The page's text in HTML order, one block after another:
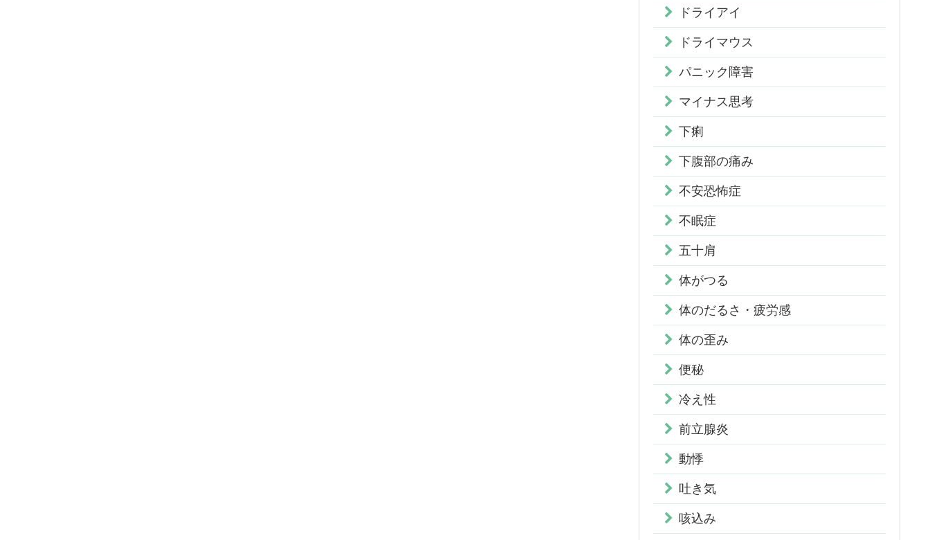
ドライアイ
ドライマウス
パニック障害
マイナス思考
下痢
下腹部の痛み
不安恐怖症
不眠症
五十肩
体がつる
体のだるさ・疲労感
体の歪み
便秘
冷え性
前立腺炎
動悸
吐き気
咳込み